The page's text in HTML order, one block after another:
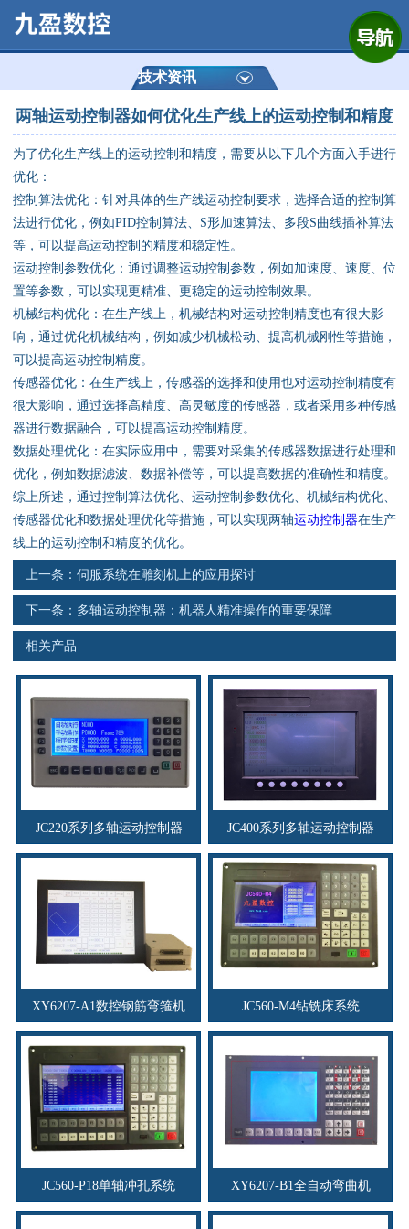
公司简介
产品展示
通用数控系统
定制数控系统
技术资讯
资料下载
行业新闻
资质荣誉
产品应用
联系电话
s
技术资讯
两轴运动控制器如何优化生产线上的运动控制和精度
为了优化生产线上的运动控制和精度，需要从以下几个方面入手进行
优化：
控制算法优化：针对具体的生产线运动控制要求，选择合适的控制算
法进行优化，例如PID控制算法、S形加速算法、多段S曲线插补算法
等，可以提高运动控制的精度和稳定性。
运动控制参数优化：通过调整运动控制参数，例如加速度、速度、位
置等参数，可以实现更精准、更稳定的运动控制效果。
机械结构优化：在生产线上，机械结构对运动控制精度也有很大影
响，通过优化机械结构，例如减少机械松动、提高机械刚性等措施，
可以提高运动控制精度。
传感器优化：在生产线上，传感器的选择和使用也对运动控制精度有
很大影响，通过选择高精度、高灵敏度的传感器，或者采用多种传感
器进行数据融合，可以提高运动控制精度。
数据处理优化：在实际应用中，需要对采集的传感器数据进行处理和
优化，例如数据滤波、数据补偿等，可以提高数据的准确性和精度。
综上所述，通过控制算法优化、运动控制参数优化、机械结构优化、
传感器优化和数据处理优化等措施，可以实现两轴运动控制器在生产
线上的运动控制和精度的优化。
上一条： 伺服系统在雕刻机上的应用探讨
下一条： 多轴运动控制器：机器人精准操作的重要保障
相关产品
JC220系列多轴运动控制器 JC400系列多轴运动控制器
XY6207-A1数控钢筋弯箍机 JC560-M4钻铣床系统
JC560-P18单轴冲孔系统 XY6207-B1全自动弯曲机